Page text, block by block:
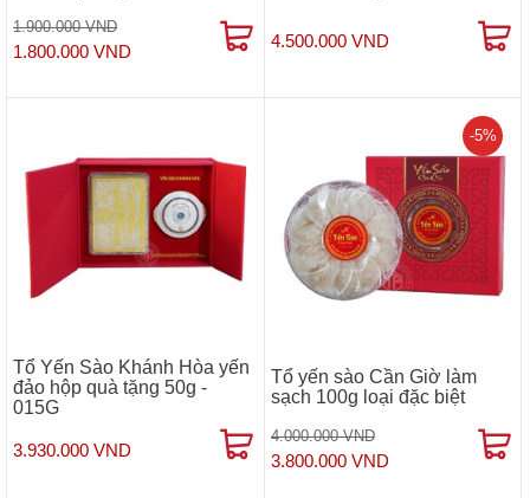
1.900.000 VND
1.800.000 VND
4.500.000 VND
Tổ Yến Sào Khánh Hòa yến
đảo hộp quà tặng 50g -
015G
3.930.000 VND
Tổ yến sào Cần Giờ làm
sạch 100g loại đặc biệt
4.000.000 VND
3.800.000 VND
-5%